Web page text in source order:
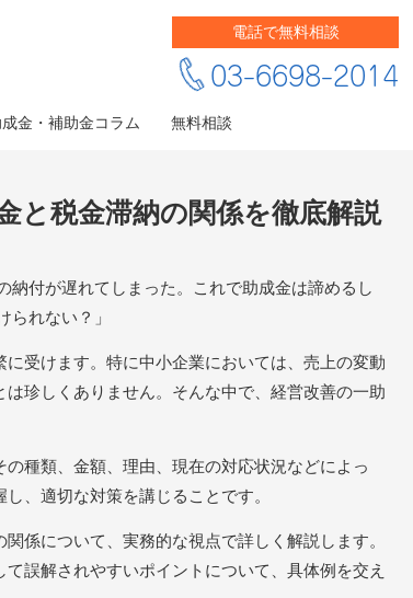
電話で無料相談
03-6698-2014
成金・補助金コラム 無料相談
と税金滞納の関係を徹底解説
付が遅れてしまった。これで助成金は諦めるし
れない？」
受けます。特に中小企業においては、売上の変動
珍しくありません。そんな中で、経営改善の一助
種類、金額、理由、現在の対応状況などによっ
、適切な対策を講じることです。
係について、実務的な視点で詳しく解説します。
誤解されやすいポイントについて、具体例を交え